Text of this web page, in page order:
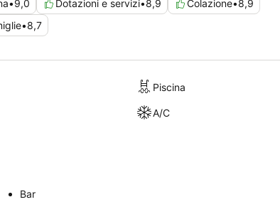
•9,0 Dotazioni e servizi•8,9 Colazione•8,9
•8,7
Piscina
A/C
Bar